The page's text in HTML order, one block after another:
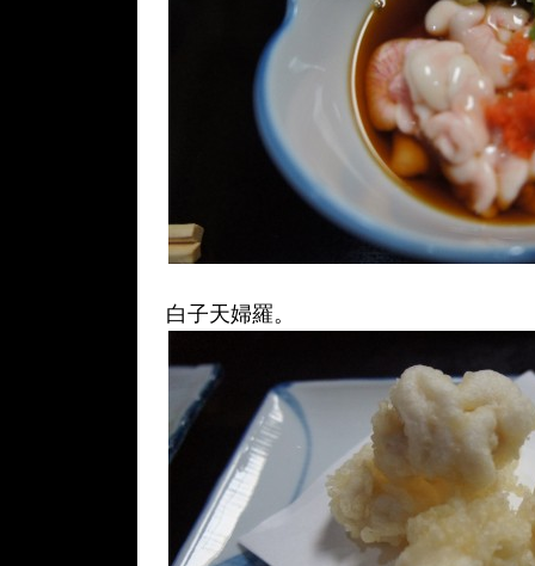
白子天婦羅。